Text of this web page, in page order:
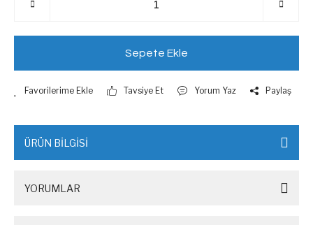
Sepete Ekle
Tavsiye Et Yorum Yaz Paylaş
ÜRÜN BİLGİSİ
YORUMLAR